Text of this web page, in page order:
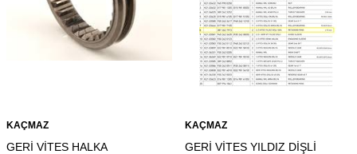
KAÇMAZ
GERİ VİTES HALKA
KAÇMAZ
GERİ VİTES YILDIZ DİŞLİ